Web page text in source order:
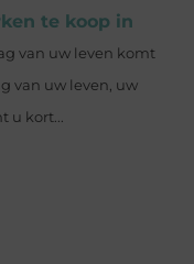
te koop in
van uw leven komt
van uw leven, uw
u kort...